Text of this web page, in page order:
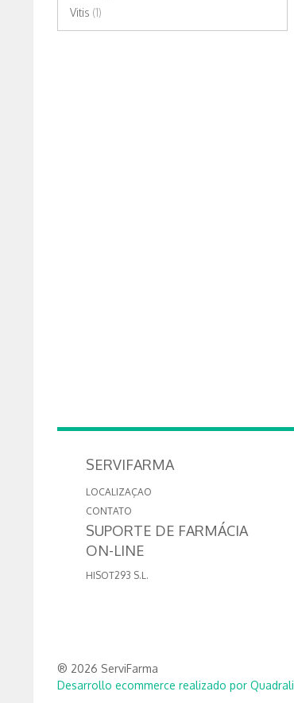
Vitis (1)
SERVIFARMA
LOCALIZAÇAO
CONTATO
SUPORTE DE FARMÁCIA
ON-LINE
HISOT293 S.L.
® 2026 ServiFarma
Desarrollo ecommerce realizado por